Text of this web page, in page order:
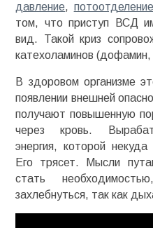
давление, потоотделение
том, что приступ ВСД
вид. Такой криз
катехоламинов
В здоровом организме
появлении внешней
получают повышенную
через кровь.
энергия, которой
Его трясет. Мысли
стать
захлебнуться, так как